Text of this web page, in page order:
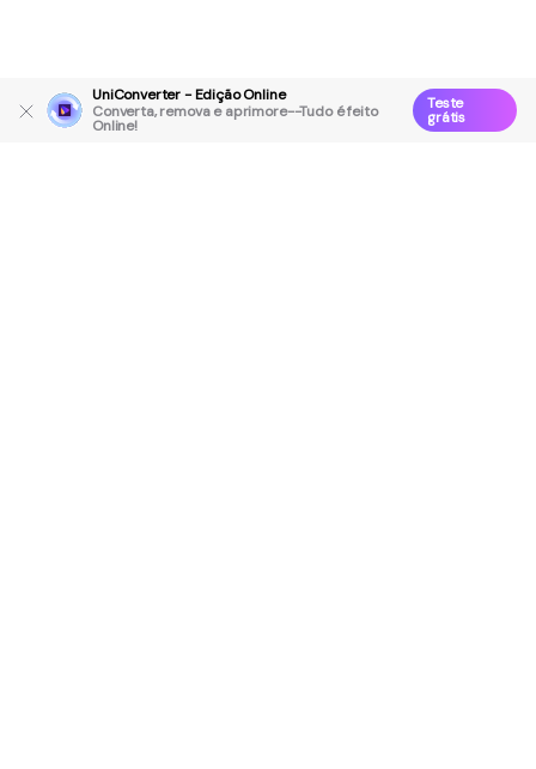
UniConverter - Edição Online
Converta, remova e aprimore--Tudo é feito
Online!
Teste
grátis